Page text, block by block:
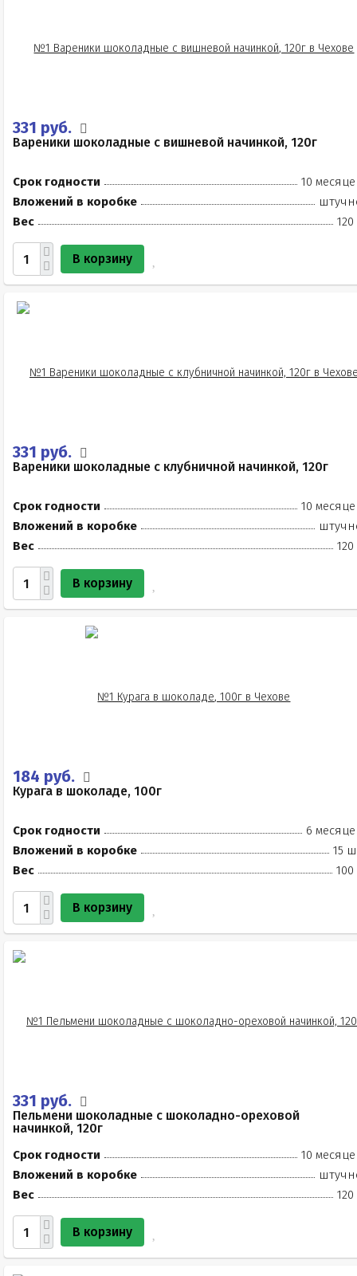
331 руб.
Вареники шоколадные с вишневой начинкой, 120г
Срок годности
10
Вложений в коробке
Вес
120
В корзину
331 руб.
Вареники шоколадные с клубничной начинкой, 120г
Срок годности
10
Вложений в коробке
Вес
120
В корзину
184 руб.
Курага в шоколаде, 100г
Срок годности
6
Вложений в коробке
15
Вес
100
В корзину
331 руб.
Пельмени шоколадные с шоколадно-ореховой
начинкой, 120г
Срок годности
10
Вложений в коробке
Вес
120
В корзину